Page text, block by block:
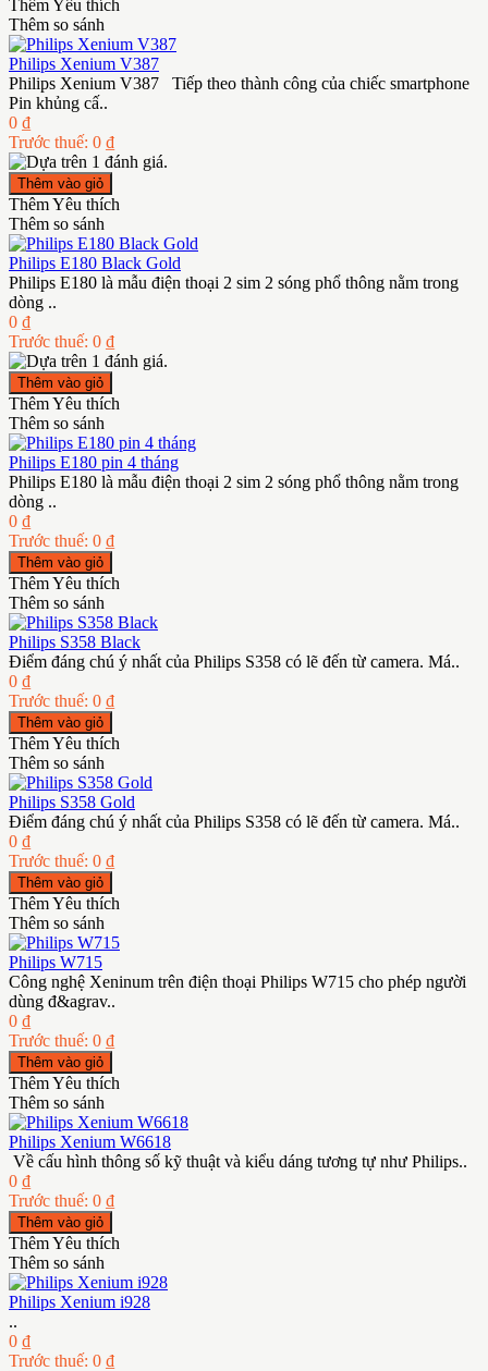
Thêm Yêu thích
Thêm so sánh
Philips Xenium V387
Philips Xenium V387 Tiếp theo thành công của chiếc smartphone
Pin khủng cấ..
0 ₫
Trước thuế: 0 ₫
Thêm Yêu thích
Thêm so sánh
Philips E180 Black Gold
Philips E180 là mẫu điện thoại 2 sim 2 sóng phổ thông nằm trong
dòng ..
0 ₫
Trước thuế: 0 ₫
Thêm Yêu thích
Thêm so sánh
Philips E180 pin 4 tháng
Philips E180 là mẫu điện thoại 2 sim 2 sóng phổ thông nằm trong
dòng ..
0 ₫
Trước thuế: 0 ₫
Thêm Yêu thích
Thêm so sánh
Philips S358 Black
Điểm đáng chú ý nhất của Philips S358 có lẽ đến từ camera. Má..
0 ₫
Trước thuế: 0 ₫
Thêm Yêu thích
Thêm so sánh
Philips S358 Gold
Điểm đáng chú ý nhất của Philips S358 có lẽ đến từ camera. Má..
0 ₫
Trước thuế: 0 ₫
Thêm Yêu thích
Thêm so sánh
Philips W715
Công nghệ Xeninum trên điện thoại Philips W715 cho phép người
dùng đ&agrav..
0 ₫
Trước thuế: 0 ₫
Thêm Yêu thích
Thêm so sánh
Philips Xenium W6618
Về cấu hình thông số kỹ thuật và kiểu dáng tương tự như Philips..
0 ₫
Trước thuế: 0 ₫
Thêm Yêu thích
Thêm so sánh
Philips Xenium i928
..
0 ₫
Trước thuế: 0 ₫